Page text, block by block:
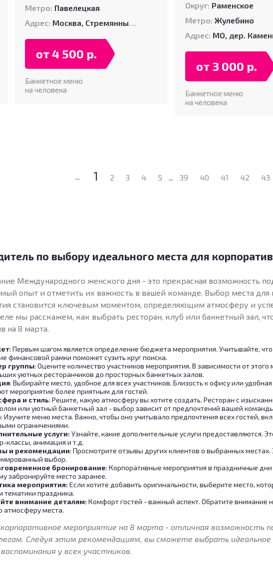
Метро: Павелецкая
Адрес: Москва, Стремянный пер., д. 11
от 4 500 р.
Банкетное меню
на человека
Округ: Раменское
Метро: Жулебино
Адрес: МО, дер. Каменное Тяжино, ул.
от 3 000 р.
Банкетное меню
на человека
← 1 2 3 4 5 ... 39 40 41 42 43
по выбору идеального места для
Международного женского дня - это прекрасная возможность
опыт и отметить их важность в вашей команде. Выбор места для
становится ключевым моментом, определяющим атмосферу и
мы расскажем, как выбрать ресторан, клуб или банкетный зал,
на 8 марта.
: Первым шагом является определение бюджета мероприятия. Учитывайте,
финансовой рамки поможет сузить круг поиска.
группы: Оцените количество участников мероприятия. В зависимости от
уютных ресторанчиков до просторных банкетных залов.
: Выбирайте место, удобное для всех участников. Близость к офису или
мероприятие более приятным для гостей.
и стиль: Решите, какую атмосферу вы хотите создать. Ресторан с
или уютный банкетный зал - выбор зависит от предпочтений вашей
: Изучите меню места. Важно, чтобы оно учитывало предпочтения всех гостей,
ограничениями.
услуги: Узнайте, какие дополнительные услуги предоставляются.
классы, анимация и т.д.
и рекомендации: Просмотрите отзывы других клиентов о выбранных
выбор.
бронирование: Корпоративные мероприятия в праздничные
забронируйте место заранее.
мероприятия: Если хотите добавить оригинальности, выберите место,
тематики праздника.
внимание деталям: Комфорт гостей - важный аспект. Обратите внимание
атмосферу места.
мероприятие на 8 марта - отличная возможность
Следуя этим рекомендациям, вы сможете выбрать
у всех участников.